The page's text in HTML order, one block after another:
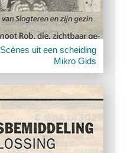
Scènes uit een scheiding
Mikro Gids